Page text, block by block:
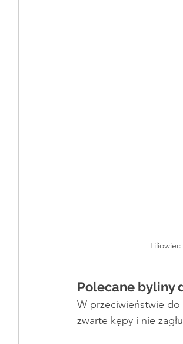
Polecane byliny
W przeciwieństwie do
zwarte kępy i nie